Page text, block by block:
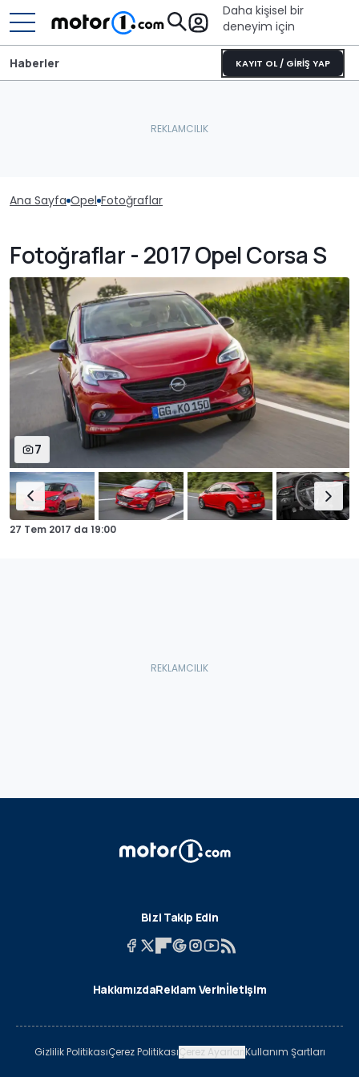
Daha kişisel bir
deneyim için
KAYIT OL / GİRİŞ YAP
Haberler
Ana Sayfa Opel Fotoğraflar
Fotoğraflar - 2017 Opel Corsa S
7
27 Tem 2017 da 19:00
Bizi Takip Edin
HakkımızdaReklam Verinİletişim
Gizlilik PolitikasıÇerez PolitikasıÇerez AyarlarıKullanım Şartları